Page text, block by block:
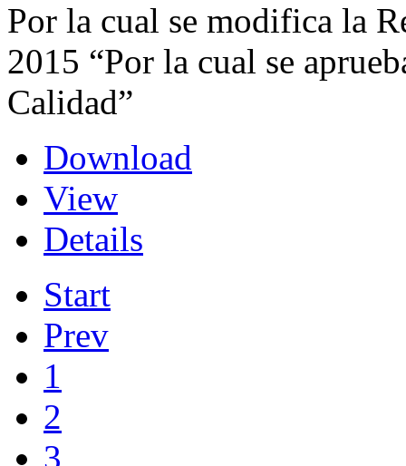
Por la cual se modifica la
2015 “Por la cual se
Calidad”
Download
View
Details
Start
Prev
1
2
3